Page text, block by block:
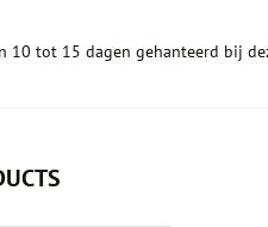
tot 15 dagen gehanteerd bij